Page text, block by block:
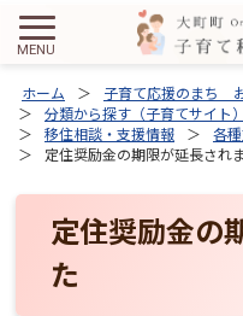
ホーム
子育て応援のまち
分類から探す（子育てサイト）
移住相談・支援情報
各
定住奨励金の期限が延長され
定住奨励金の
た